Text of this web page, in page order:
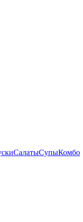
СалатыСупыКомбо